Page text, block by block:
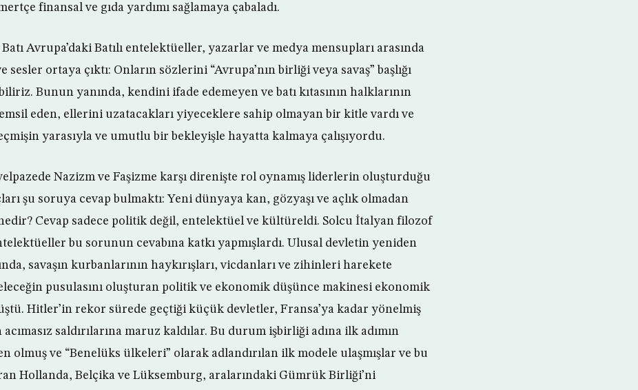
finansal ve gıda yardımı sağlamaya çabaladı.
Avrupa’daki Batılı entelektüeller, yazarlar ve medya mensupları arasında
sesler ortaya çıktı: Onların sözlerini “Avrupa’nın birliği veya savaş” başlığı
Bunun yanında, kendini ifade edemeyen ve batı kıtasının halklarının
eden, ellerini uzatacakları yiyeceklere sahip olmayan bir kitle vardı ve
yarasıyla ve umutlu bir bekleyişle hayatta kalmaya çalışıyordu.
Nazizm ve Faşizme karşı direnişte rol oynamış liderlerin oluşturduğu
şu soruya cevap bulmaktı: Yeni dünyaya kan, gözyaşı ve açlık olmadan
Cevap sadece politik değil, entelektüel ve kültüreldi. Solcu İtalyan filozof
bu sorunun cevabına katkı yapmışlardı. Ulusal devletin yeniden
savaşın kurbanlarının haykırışları, vicdanları ve zihinleri harekete
pusulasını oluşturan politik ve ekonomik düşünce makinesi ekonomik
Hitler’in rekor sürede geçtiği küçük devletler, Fransa’ya kadar yönelmiş
acımasız saldırılarına maruz kaldılar. Bu durum işbirliği adına ilk adımın
olmuş ve “Benelüks ülkeleri” olarak adlandırılan ilk modele ulaşmışlar ve bu
Hollanda, Belçika ve Lüksemburg, aralarındaki Gümrük Birliği’ni